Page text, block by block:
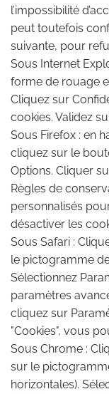
l’impossibilité
peut toutefois
suivante, pour
Sous Internet
forme de rouage
Cliquez sur
cookies. Validez
Sous Firefox : en
cliquez sur le
Options. Cliquer
Règles de
personnalisés
désactiver les
Sous Safari :
le pictogramme
Sélectionnez
paramètres
cliquez sur
"Cookies", vous
Sous Chrome :
sur le
horizontales).